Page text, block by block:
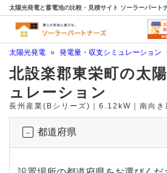
太陽光発電と蓄電池の比較・見積サイト ソーラーパート
太陽光発電 » 発電量・収支シミュレーション
北設楽郡東栄町の太
ュレーション
長州産業(Bシリーズ)｜6.12kW｜南向き
都道府県